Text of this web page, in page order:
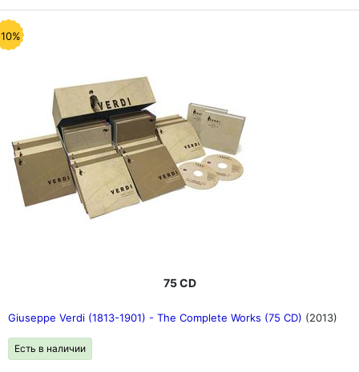
75 CD
Giuseppe Verdi (1813-1901) - The Complete Works (75 CD) (2013)
Есть в наличии